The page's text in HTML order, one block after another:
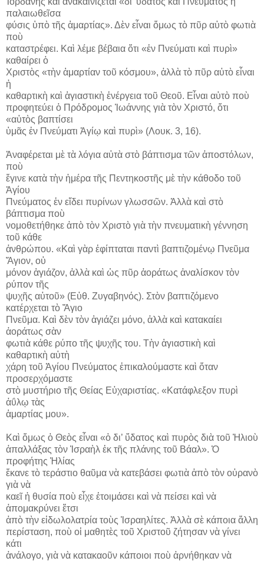
παλαιωθεῖσα
φύσις ὑπὸ τῆς ἁμαρτίας». Δὲν εἶναι ὅμως τὸ πῦρ αὐτὸ φωτιὰ
ποὺ
καταστρέφει. Καὶ λέμε βέβαια ὅτι «ἐν Πνεύματι καὶ πυρὶ»
καθαίρει ὁ
Χριστὸς «τὴν ἁμαρτίαν τοῦ κόσμου», ἀλλὰ τὸ πῦρ αὐτὸ εἶναι
ἡ
καθαρτικὴ καὶ ἁγιαστικὴ ἐνέργεια τοῦ Θεοῦ. Εἶναι αὐτὸ ποὺ
προφητεύει ὁ Πρόδρομος Ἰωάννης γιὰ τὸν Χριστό, ὅτι
«αὐτὸς βαπτίσει
ὑμᾶς ἐν Πνεύματι Ἁγίῳ καὶ πυρὶ» (Λουκ. 3, 16).
Ἀναφέρεται μὲ τὰ λόγια αὐτὰ στὸ βάπτισμα τῶν ἀποστόλων,
ποὺ
ἔγινε κατὰ τὴν ἡμέρα τῆς Πεντηκοστῆς μὲ τὴν κάθοδο τοῦ
Ἁγίου
Πνεύματος ἐν εἴδει πυρίνων γλωσσῶν. Ἀλλὰ καὶ στὸ
βάπτισμα ποὺ
νομοθετήθηκε ἀπὸ τὸν Χριστὸ γιὰ τὴν πνευματικὴ γέννηση
τοῦ κάθε
ἀνθρώπου. «Καὶ γὰρ ἐφίπταται παντὶ βαπτιζομένῳ Πνεῦμα
Ἅγιον, οὐ
μόνον ἁγιάζον, ἀλλὰ καὶ ὡς πῦρ ἀοράτως ἀναλίσκον τὸν
ρύπον τῆς
ψυχῆς αὐτοῦ» (Εὐθ. Ζυγαβηνός). Στὸν βαπτιζόμενο
κατέρχεται τὸ Ἅγιο
Πνεῦμα. Καὶ δὲν τὸν ἁγιάζει μόνο, ἀλλὰ καὶ κατακαίει
ἀοράτως σὰν
φωτιὰ κάθε ρύπο τῆς ψυχῆς του. Τὴν ἁγιαστικὴ καὶ
καθαρτικὴ αὐτὴ
χάρη τοῦ Ἁγίου Πνεύματος ἐπικαλούμαστε καὶ ὅταν
προσερχόμαστε
στὸ μυστήριο τῆς Θείας Εὐχαριστίας. «Κατάφλεξον πυρὶ
ἀΰλῳ τὰς
ἁμαρτίας μου».
Καὶ ὅμως ὁ Θεὸς εἶναι «ὁ δι’ ὕδατος καὶ πυρὸς διὰ τοῦ Ἠλιοὺ
ἀπαλλάξας τὸν Ἰσραὴλ ἐκ τῆς πλάνης τοῦ Βάαλ». Ὁ
προφήτης Ἠλίας
ἔκανε τὸ τεράστιο θαῦμα νὰ κατεβάσει φωτιὰ ἀπὸ τὸν οὐρανὸ
γιὰ νὰ
καεῖ ἡ θυσία ποὺ εἶχε ἑτοιμάσει καὶ νὰ πείσει καὶ νὰ
ἀπομακρύνει ἔτσι
ἀπὸ τὴν εἰδωλολατρία τοὺς Ἰσραηλίτες. Ἀλλὰ σὲ κάποια ἄλλη
περίσταση, ποὺ οἱ μαθητὲς τοῦ Χριστοῦ ζήτησαν νὰ γίνει
κάτι
ἀνάλογο, γιὰ νὰ κατακαοῦν κάποιοι ποὺ ἀρνήθηκαν νὰ